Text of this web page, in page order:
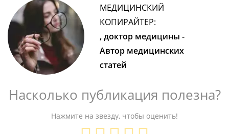
МЕДИЦИНСКИЙ
КОПИРАЙТЕР:
, доктор медицины -
Автор медицинских
статей
Насколько публикация полезна?
Нажмите на звезду, чтобы оценить!